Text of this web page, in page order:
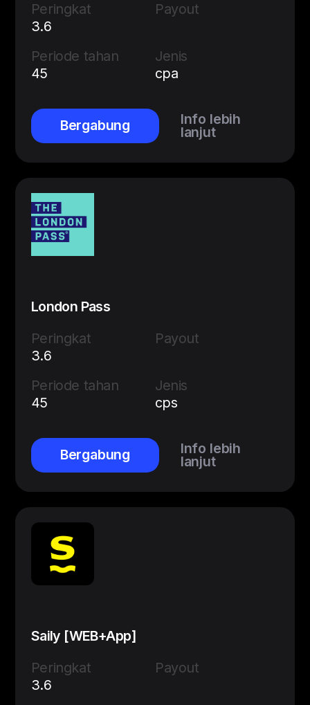
Peringkat
3.6
Payout
Periode tahan
45
Jenis
cpa
Bergabung Info lebih
lanjut
London Pass
Peringkat
3.6
Payout
Periode tahan
45
Jenis
cps
Bergabung Info lebih
lanjut
Saily [WEB+App]
Peringkat
3.6
Payout